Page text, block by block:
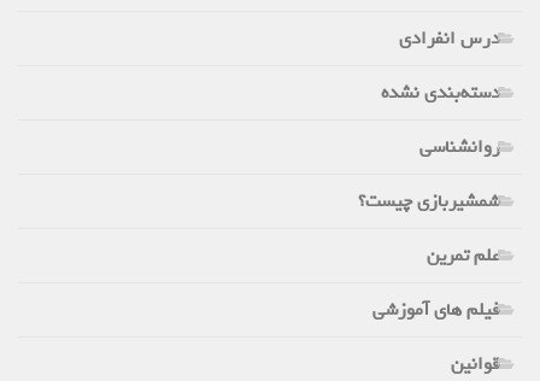
درس انفرادی
دسته‌بندی نشده
روانشناسی
شمشیربازی چیست؟
علم تمرین
فیلم های آموزشی
قوانین